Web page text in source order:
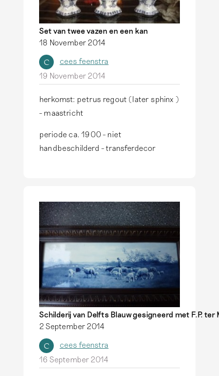
Set van twee vazen en een kan
18 November 2014
C
cees feenstra
19 November 2014
herkomst: petrus regout (later sphinx )
- maastricht
periode ca. 1900 - niet
handbeschilderd - transferdecor
Schilderij van Delfts Blauw gesigneerd met F.P. ter
2 September 2014
C
cees feenstra
16 September 2014